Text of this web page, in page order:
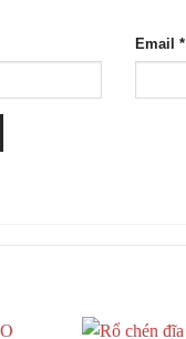
Email *